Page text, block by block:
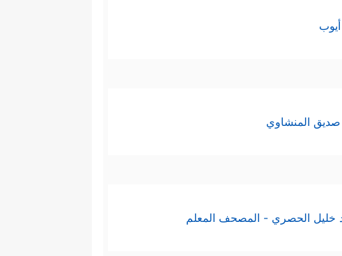
المنشاوي
خليل الحصري - المصحف المعلم